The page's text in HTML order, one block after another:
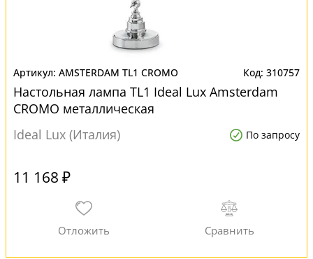
AMSTERDAM TL1 CROMO 310757
Настольная лампа TL1 Ideal Lux Amsterdam
CROMO металлическая
Ideal Lux (Италия)
По запросу
11 168 ₽